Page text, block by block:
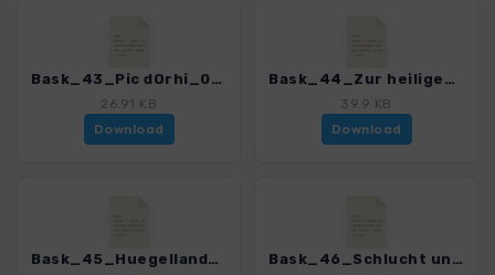
Bask_43_Pic dOrhi_0252_1.gpx
26.91 KB
Download
Bask_44_Zur heiligen Quelle von Ahuezki_0252_1.gpx
39.9 KB
Download
Bask_45_Huegellandschaft um Aussurucqs_0252_1.gpx Bask_46_Schlucht und Haengebruecke von Holzarte_0252_1.gpx